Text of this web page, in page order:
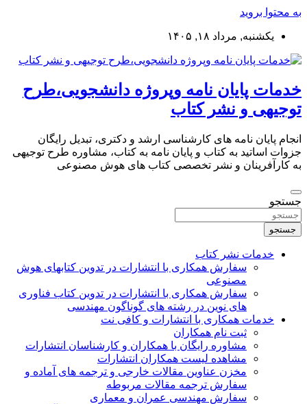
به محتوا بروید
یکشنبه, مرداد ۱۸, ۱۴۰۵
خدمات پایان نامه وپروژه دانشجویی،طرح
توجیهی و نشر کتاب
انجام پایان نامه های کارشناسی ارشد و دکتری، تبدیل رایگان
جزوات اساتید به کتاب و پایان نامه به کتاب، مشاوره طرح توجیهی
به کارآفرینان و نشر تخصصی کتاب های هوش مصنوعی
جستجو
جستجو
خدمات نشر کتاب
سفارش همکاری با انتشارات در تدوین کتابهای هوش
مصنوعی
سفارش همکاری با انتشارات در تدوین کتاب فناوری
های نوین در رشته های گوناگون مهندسی
خدمات همکاری با انتشارات و کافی نت
ثبت نام همکاران
مشاوره رایگان با همکاران و کارشناسان انتشارات
مشاهده لیست همکاران انتشارات
مخزن عناوین مقالات خارجی و ترجمه های آماده و
سفارش ترجمه مقالات مربوطه
سفارش مهندسی عمران و معماری